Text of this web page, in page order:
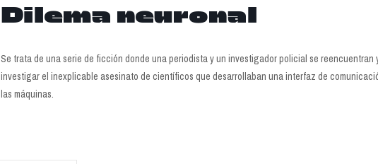
Dilema neuronal
Se trata de una serie de ficción donde una periodista y un investigador policial se reencuentran
investigar el inexplicable asesinato de científicos que desarrollaban una interfaz de
las máquinas.